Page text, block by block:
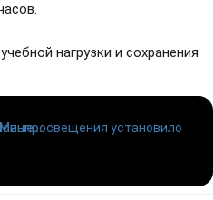
нагрузки и сохранения